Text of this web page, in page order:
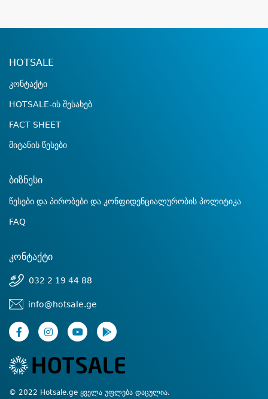
HOTSALE
კონტაქტი
HOTSALE-ის შესახებ
FACT SHEET
მიტანის წესები
ბიზნესი
წესები და პირობები და კონფიდენციალურობის პოლიტიკა
FAQ
კონტაქტი
032 2 19 44 88
info@hotsale.ge
© 2022 Hotsale.ge ყველა უფლება დაცულია.